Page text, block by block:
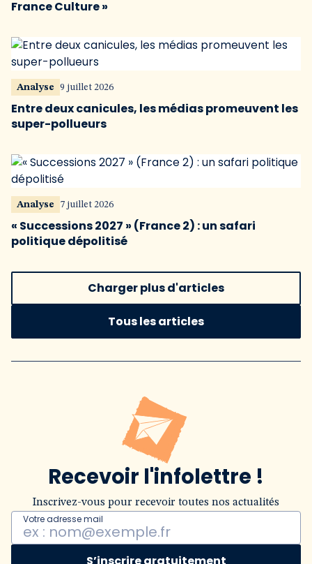
France Culture »
Analyse 9 juillet 2026
Entre deux canicules, les médias promeuvent les
super-pollueurs
Analyse 7 juillet 2026
« Successions 2027 » (France 2) : un safari
politique dépolitisé
Charger plus d'articles
Tous les articles
Recevoir l'infolettre !
Inscrivez-vous pour recevoir toutes nos actualités
Votre adresse mail